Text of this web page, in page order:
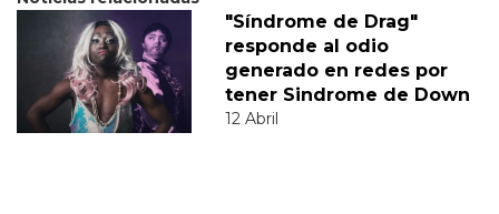
"Síndrome de Drag"
responde al odio
generado en redes por
tener Sindrome de Down
12 Abril